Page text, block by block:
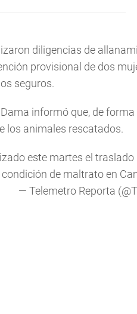
diligencias de
provisional de dos
seguros.
informó que, de
los animales rescatados.
este martes el
de maltrato en
— Telemetro Reporta